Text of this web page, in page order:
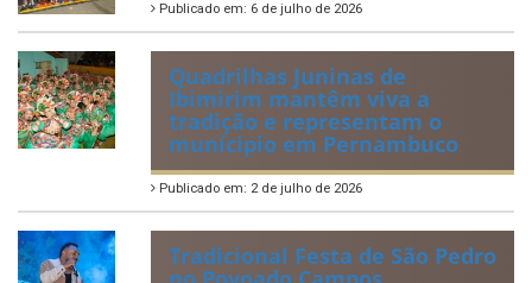
Publicado em: 6 de julho de 2026
Quadrilhas Juninas de
Ibimirim mantêm viva a
tradição e representam o
munícipio em Pernambuco
Publicado em: 2 de julho de 2026
Tradicional Festa de São Pedro